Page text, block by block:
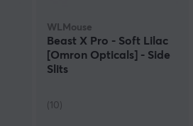
WLMouse
Beast X Pro - Soft Lilac
[Omron Opticals] - Side
Slits
(10)